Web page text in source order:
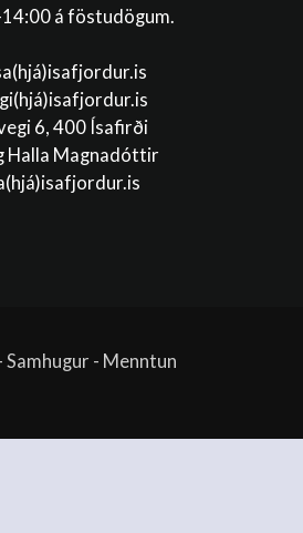
á föstudögum.
6, 400 Ísafirði
Halla Magnadóttir
Samhugur - Menntun